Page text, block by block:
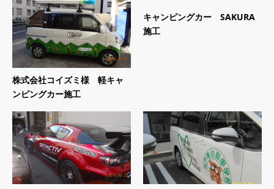
株式会社コイズミ様 軽キャ
ンピングカー施工
キャンピングカー SAKURA
施工